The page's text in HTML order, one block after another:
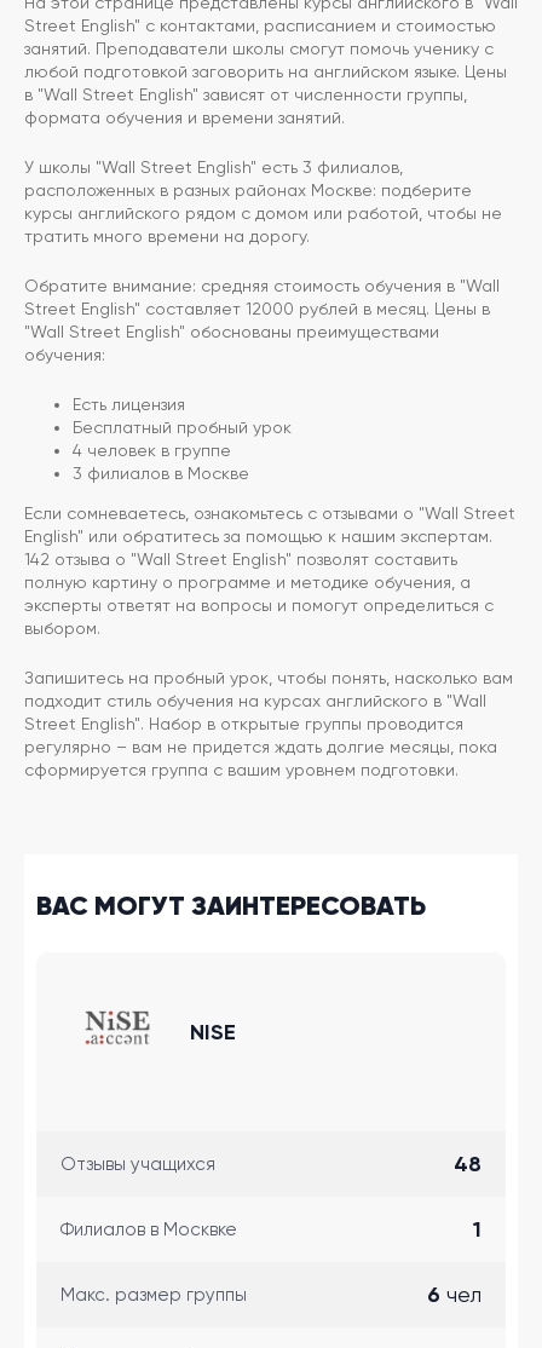
Street English" с контактами, расписанием и стоимостью
занятий. Преподаватели школы смогут помочь ученику с
любой подготовкой заговорить на английском языке. Цены
в "Wall Street English" зависят от численности группы,
формата обучения и времени занятий.
У школы "Wall Street English" есть 3 филиалов,
расположенных в разных районах Москве: подберите
курсы английского рядом с домом или работой, чтобы не
тратить много времени на дорогу.
Обратите внимание: средняя стоимость обучения в "Wall
Street English" составляет 12000 рублей в месяц. Цены в
"Wall Street English" обоснованы преимуществами
обучения:
Есть лицензия
Бесплатный пробный урок
4 человек в группе
3 филиалов в Москве
Если сомневаетесь, ознакомьтесь с отзывами о "Wall Street
English" или обратитесь за помощью к нашим экспертам.
142 отзыва о "Wall Street English" позволят составить
полную картину о программе и методике обучения, а
эксперты ответят на вопросы и помогут определиться с
выбором.
Запишитесь на пробный урок, чтобы понять, насколько вам
подходит стиль обучения на курсах английского в "Wall
Street English". Набор в открытые группы проводится
регулярно – вам не придется ждать долгие месяцы, пока
сформируется группа с вашим уровнем подготовки.
ВАС МОГУТ ЗАИНТЕРЕСОВАТЬ
NISE
Отзывы учащихся 48
Филиалов в Москвке 1
Макс. размер группы 6 чел